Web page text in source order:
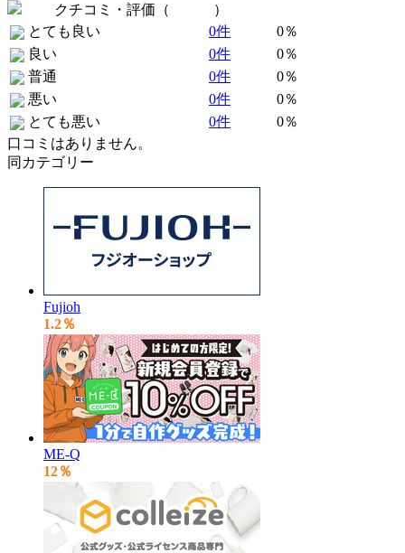
クチコミ・評価（
）
とても良い
0件
0％
良い
0件
0％
普通
0件
0％
悪い
0件
0％
とても悪い
0件
0％
口コミはありません。
同カテゴリー
Fujioh
1.2％
ME-Q
12％